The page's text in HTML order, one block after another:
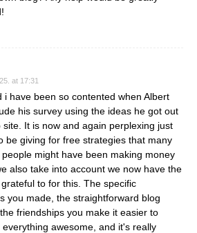
at 17:31
i have been so contented when Albert
his survey using the ideas he got out
site. It is now and again perplexing just
be giving for free strategies that many
might have been making money
also take into account we now have the
to for this. The specific
you made, the straightforward blog
friendships you make it easier to
awesome, and it's really